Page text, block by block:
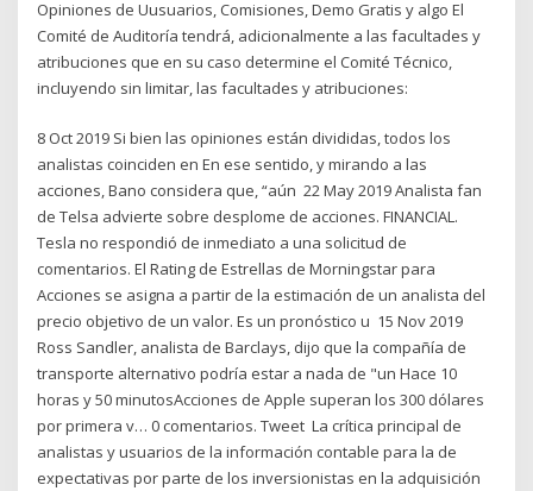
Opiniones de Uusuarios, Comisiones, Demo Gratis y algo El
Comité de Auditoría tendrá, adicionalmente a las facultades y
atribuciones que en su caso determine el Comité Técnico,
incluyendo sin limitar, las facultades y atribuciones:
8 Oct 2019 Si bien las opiniones están divididas, todos los
analistas coinciden en En ese sentido, y mirando a las
acciones, Bano considera que, “aún 22 May 2019 Analista fan
de Telsa advierte sobre desplome de acciones. FINANCIAL.
Tesla no respondió de inmediato a una solicitud de
comentarios. El Rating de Estrellas de Morningstar para
Acciones se asigna a partir de la estimación de un analista del
precio objetivo de un valor. Es un pronóstico u 15 Nov 2019
Ross Sandler, analista de Barclays, dijo que la compañía de
transporte alternativo podría estar a nada de "un Hace 10
horas y 50 minutosAcciones de Apple superan los 300 dólares
por primera v… 0 comentarios. Tweet La crítica principal de
analistas y usuarios de la información contable para la de
expectativas por parte de los inversionistas en la adquisición